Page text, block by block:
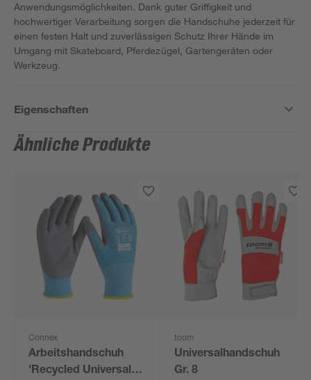
Anwendungsmöglichkeiten. Dank guter Griffigkeit und
hochwertiger Verarbeitung sorgen die Handschuhe jederzeit für
einen festen Halt und zuverlässigen Schutz Ihrer Hände im
Umgang mit Skateboard, Pferdezügel, Gartengeräten oder
Werkzeug.
Eigenschaften
Ähnliche Produkte
Connex
Arbeitshandschuh
'Recycled Universal'
toom
Universalhandschuh
Gr. 8